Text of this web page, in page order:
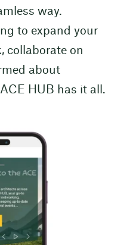
way.
to expand your
collaborate on
about
HUB has it all.